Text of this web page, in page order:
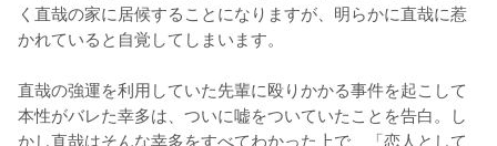
く直哉の家に居候することになりますが、明らかに直哉に惹
かれていると自覚してしまいます。
直哉の強運を利用していた先輩に殴りかかる事件を起こして
本性がバレた幸多は、ついに嘘をついていたことを告白。し
かし直哉はそんな幸多をすべてわかった上で、「恋人として